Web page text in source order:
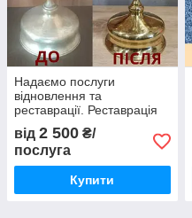
Надаємо послуги
відновлення та
реставрації. Реставрація
церковної чаші, потири на
0.5 л.
від 2 500 ₴/
послуга
Купити